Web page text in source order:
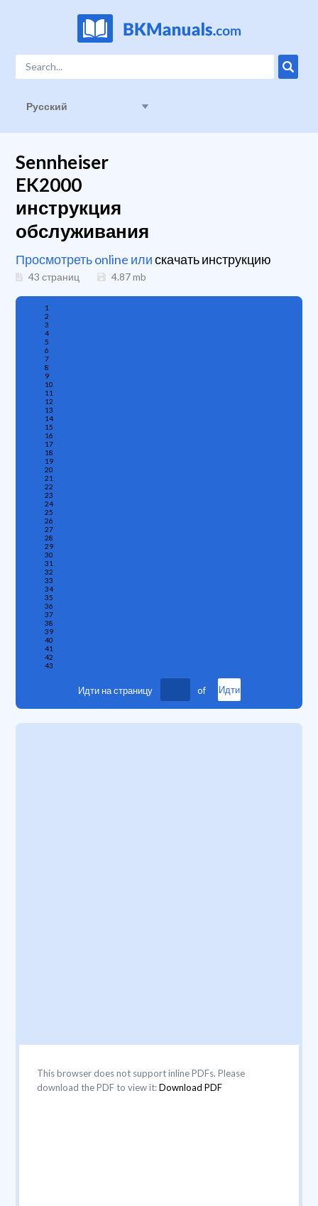
Русский
Sennheiser
EK2000
инструкция
обслуживания
Просмотреть online илискачать инструкцию
43 страниц 4.87mb
1
2
3
4
5
6
7
8
9
10
11
12
13
14
15
16
17
18
19
20
21
22
23
24
25
26
27
28
29
30
31
32
33
34
35
36
37
38
39
40
41
42
43
Идти на страницу of Идти
This browser does not support inline PDFs. Please
download the PDF to view it:Download PDF